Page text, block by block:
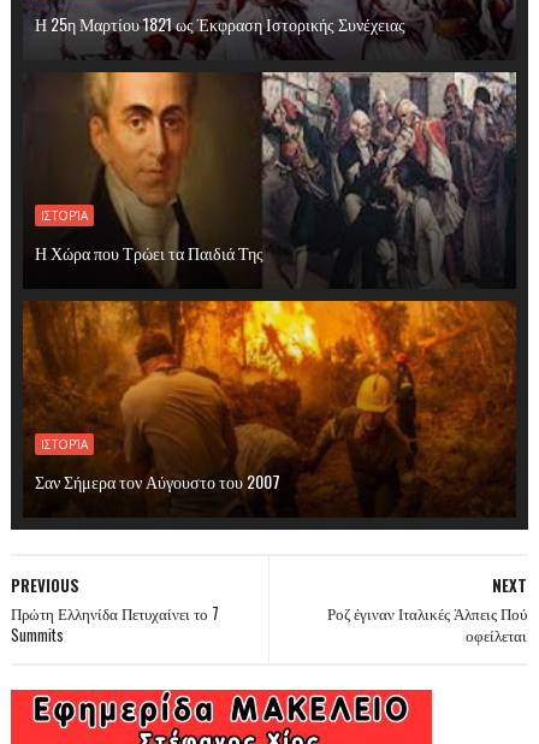
Η 25η Μαρτίου 1821 ως Έκφραση Ιστορικής Συνέχειας
ΙΣΤΟΡΊΑ
Η Χώρα που Τρώει τα Παιδιά Της
ΙΣΤΟΡΊΑ
Σαν Σήμερα τον Αύγουστο του 2007
NEXT
Ροζ έγιναν Ιταλικές Άλπεις Πού
οφείλεται
PREVIOUS
Πρώτη Ελληνίδα Πετυχαίνει το 7
Summits